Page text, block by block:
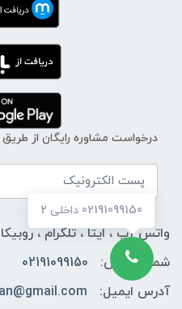
درخواست مشاوره رایگان از
واتس آپ ، ایتا ، تلگرام ، روبیکا ، بله
شماره تماس:
02191099150
آدرس ایمیل:
02191099150 داخلی 2